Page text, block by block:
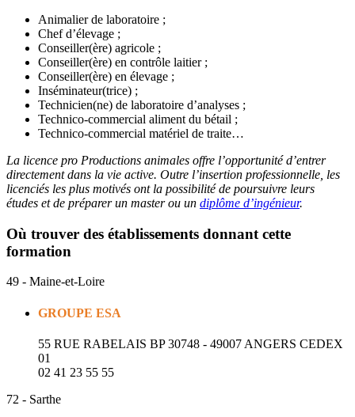
Animalier de laboratoire ;
Chef d’élevage ;
Conseiller(ère) agricole ;
Conseiller(ère) en contrôle laitier ;
Conseiller(ère) en élevage ;
Inséminateur(trice) ;
Technicien(ne) de laboratoire d’analyses ;
Technico-commercial aliment du bétail ;
Technico-commercial matériel de traite…
La licence pro Productions animales offre l’opportunité d’entrer
directement dans la vie active. Outre l’insertion professionnelle, les
licenciés les plus motivés ont la possibilité de poursuivre leurs
études et de préparer un master ou un diplôme d’ingénieur.
Où trouver des établissements donnant cette
formation
49 - Maine-et-Loire
GROUPE ESA
55 RUE RABELAIS BP 30748 - 49007 ANGERS CEDEX
01
02 41 23 55 55
72 - Sarthe